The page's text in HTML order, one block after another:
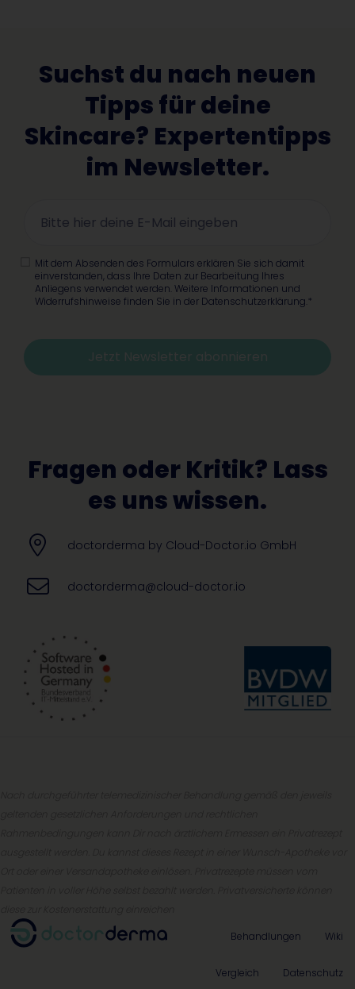
Suchst du nach neuen
Tipps für deine
Skincare? Expertentipps
im Newsletter.
Mit dem Absenden des Formulars erklären Sie sich damit
einverstanden, dass Ihre Daten zur Bearbeitung Ihres
Anliegens verwendet werden. Weitere Informationen und
Widerrufshinweise finden Sie in der Datenschutzerklärung.*
Jetzt Newsletter abonnieren
Fragen oder Kritik? Lass
es uns wissen.
doctorderma by Cloud-Doctor.io GmbH
doctorderma@cloud-doctor.io
Behandlungen
Wiki
Vergleich Datenschutz